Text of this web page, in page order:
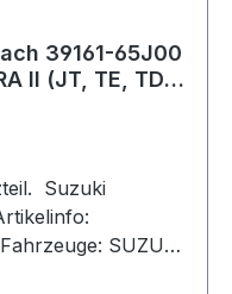
39161-65J00
II (JT, TE, TD)
Suzuki
SUZUKI